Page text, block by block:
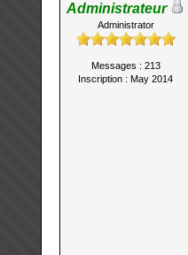
Administrateur
Administrator
Messages : 213
Inscription : May 2014